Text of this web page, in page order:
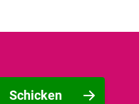
Schicken